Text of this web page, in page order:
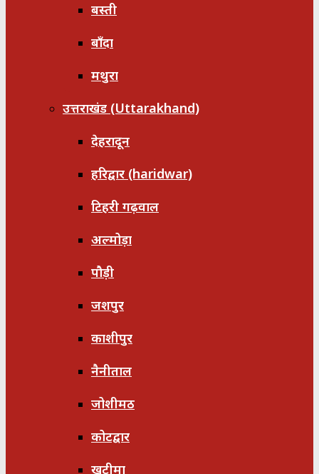
बस्ती
बाँदा
मथुरा
उत्तराखंड (Uttarakhand)
देहरादून
हरिद्वार (haridwar)
टिहरी गढ़वाल
अल्मोड़ा
पौड़ी
जशपुर
काशीपुर
नैनीताल
जोशीमठ
कोटद्वार
खटीमा